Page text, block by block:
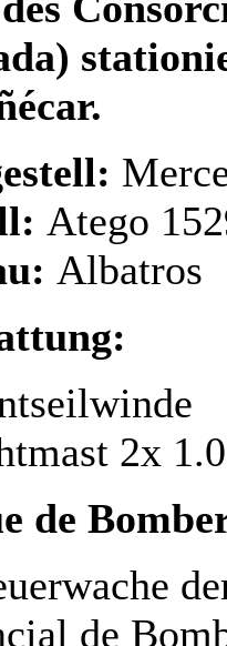
Atego
Albatros
2x
de
de